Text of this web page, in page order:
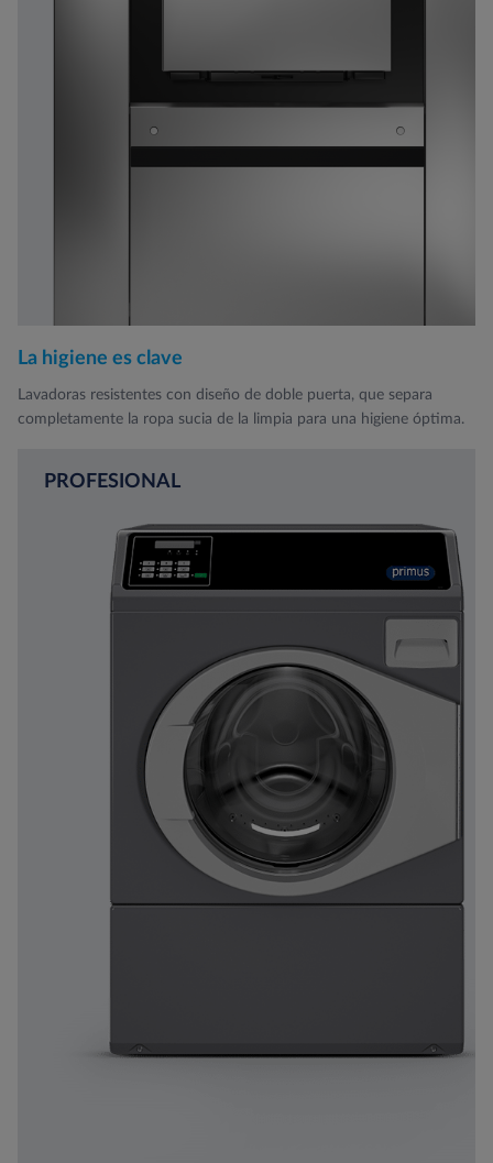
La higiene es clave
Lavadoras resistentes con diseño de doble puerta, que separa
completamente la ropa sucia de la limpia para una higiene óptima.
PROFESIONAL